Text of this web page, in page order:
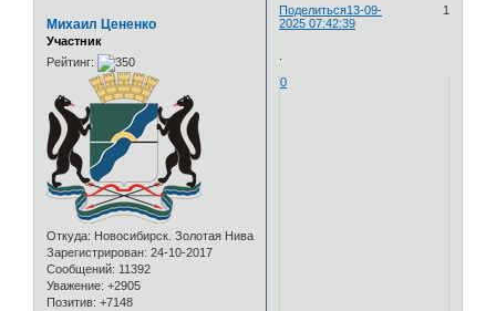
Поделиться 1
13-09-
2025 07:42:39
Михаил Цененко
Участник
Рейтинг:
Откуда: Новосибирск. Золотая Нива
Зарегистрирован: 24-10-2017
Сообщений: 11392
Уважение: +2905
Позитив: +7148
0